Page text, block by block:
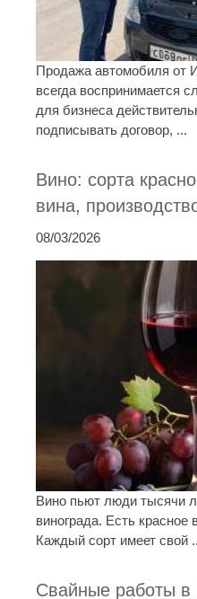
Продажа автомобиля от
всегда воспринимается
для бизнеса
подписывать договор, ...
Вино: сорта
вина,
08/03/2026
Вино пьют люди тысячи
винограда. Есть красное
Каждый сорт имеет свой
Свайные работы в